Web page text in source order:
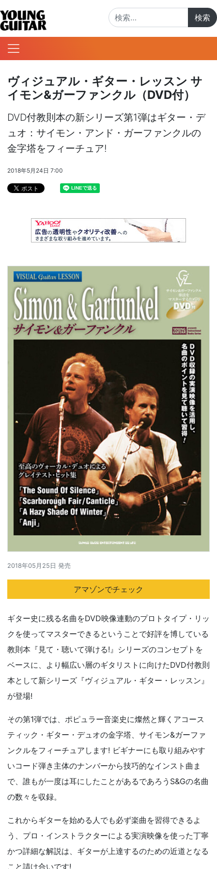
ヴィジュアル・ギター・レッスン サ
イモン&ガーファンクル（DVD付）
DVD付教則本の新シリーズ第1弾はギター・デ
ュオ：サイモン・アンド・ガーファンクルの
金字塔をフィーチュア!
2018年5月24日 7:00
2018年05月25日 発売
アマゾンでチェック
ギター史に残る名曲をDVD映像連動のプロトタイプ・リッ
クを使ってマスターできるということで好評を博している
教則本『見て・聴いて弾ける!』シリーズのコンセプトを
ベースに、より幅広い層のギタリストに向けたDVD付教則
本として新シリーズ『ヴィジュアル・ギター・レッスン』
が登場!
その第1弾では、ポピュラー音楽史に燦然と輝くアコース
ティック・ギター・デュオの金字塔、サイモン&ガーファ
ンクルをフィーチュアします! ビギナーにも取り組みやす
いコード弾き主体のナンバーから技巧的なインスト曲ま
で、誰もが一度は耳にしたことがあるであろうS&Gの名曲
の数々を収録。
これからギターを始める人でも必ず楽曲を習得できるよ
う、プロ・インストラクターによる実演映像を使った丁寧
かつ詳細な解説は、ギターが上達するのための近道となる
こと請け合いです!